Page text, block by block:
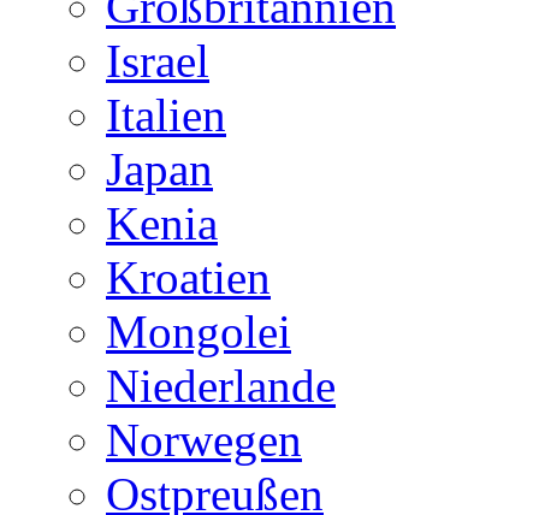
Israel
Italien
Japan
Kenia
Kroatien
Mongolei
Niederlande
Norwegen
Ostpreußen